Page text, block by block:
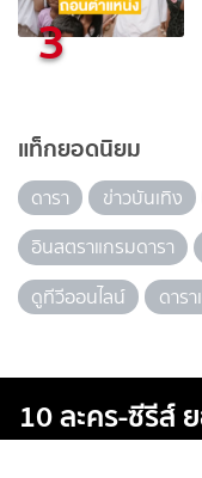
3
แท็กยอดนิยม
ดารา ข่าวบันเทิง
อินสตราแกรมดารา
ดูทีวีออนไลน์
ดารา
10 ละคร-ซีรีส์